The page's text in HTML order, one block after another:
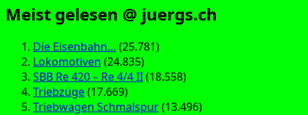
Meist gelesen @ juergs.ch
Die Eisenbahn… (25.781)
Lokomotiven (24.835)
SBB Re 420 – Re 4/4 II(18.558)
Triebzüge(17.669)
Triebwagen Schmalspur(13.496)